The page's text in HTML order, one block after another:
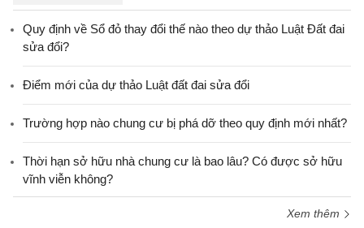
Quy định về Sổ đỏ thay đổi thế nào theo dự thảo Luật Đất đai
sửa đổi?
Điểm mới của dự thảo Luật đất đai sửa đổi
Trường hợp nào chung cư bị phá dỡ theo quy định mới nhất?
Thời hạn sở hữu nhà chung cư là bao lâu? Có được sở hữu
vĩnh viễn không?
Xem thêm